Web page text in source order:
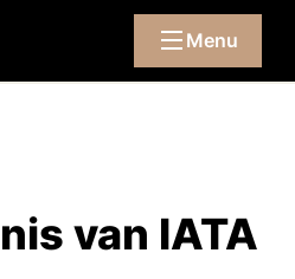
Menu
van IATA